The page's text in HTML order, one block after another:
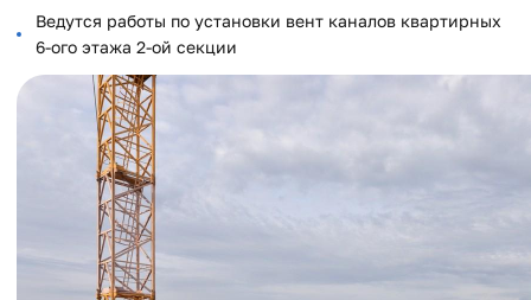
Ведутся работы по установки вент каналов квартирных
6-ого этажа 2-ой секции